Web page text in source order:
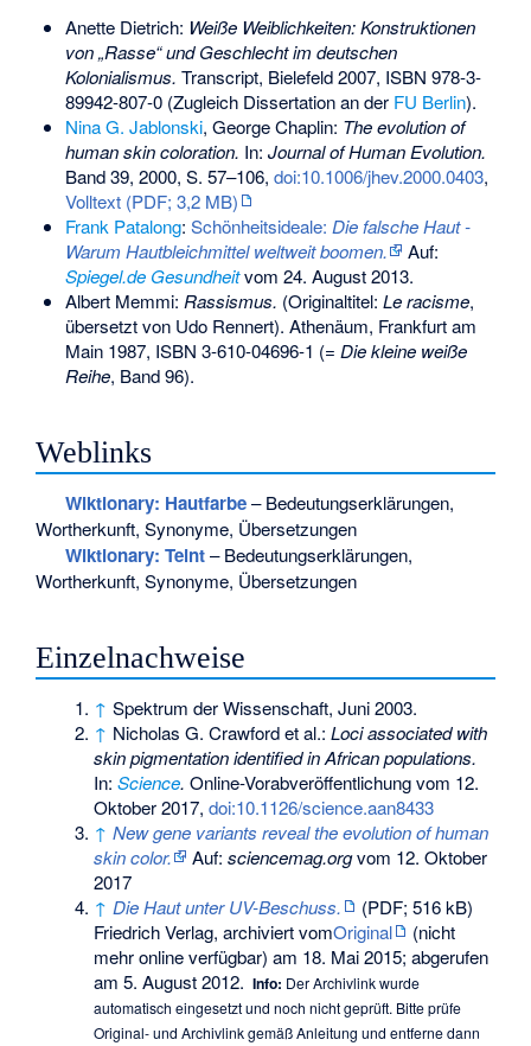
Anette Dietrich: Weiße Weiblichkeiten: Konstruktionen
von „Rasse“ und Geschlecht im deutschen
Kolonialismus. Transcript, Bielefeld 2007, ISBN 978-3-
89942-807-0(Zugleich Dissertation an der FU Berlin).
Nina G. Jablonski, George Chaplin: The evolution of
human skin coloration. In: Journal of Human Evolution.
Band 39, 2000, S. 57–106, doi:10.1006/jhev.2000.0403,
Volltext (PDF; 3,2 MB)
Frank Patalong: Schönheitsideale: Die falsche Haut -
Warum Hautbleichmittel weltweit boomen.
Auf:
Spiegel.de Gesundheitvom 24. August 2013.
Albert Memmi: Rassismus. (Originaltitel: Le racisme,
übersetzt von Udo Rennert). Athenäum, Frankfurt am
Main 1987, ISBN 3-610-04696-1 (= Die kleine weiße
Reihe, Band 96).
Weblinks
Wiktionary: Hautfarbe– Bedeutungserklärungen,
Wortherkunft, Synonyme, Übersetzungen
Wiktionary: Teint– Bedeutungserklärungen,
Wortherkunft, Synonyme, Übersetzungen
Einzelnachweise
↑ Spektrum der Wissenschaft, Juni 2003.
↑ Nicholas G. Crawford et al.:Loci associated with
skin pigmentation identified in African populations.
In:Science. Online-Vorabveröffentlichung vom 12.
Oktober 2017,doi:10.1126/science.aan8433
↑ New gene variants reveal the evolution of human
skin color.
Auf:sciencemag.orgvom 12. Oktober
2017
↑ Die Haut unter UV-Beschuss.
(PDF; 516 kB)
Friedrich Verlag, archiviert vomOriginal
(nicht
mehr online verfügbar) am 18. Mai 2015; abgerufen
am 5. August 2012. Info: Der Archivlink wurde
automatisch eingesetzt und noch nicht geprüft. Bitte prüfe
Original- und Archivlink gemäßAnleitung und entferne dann